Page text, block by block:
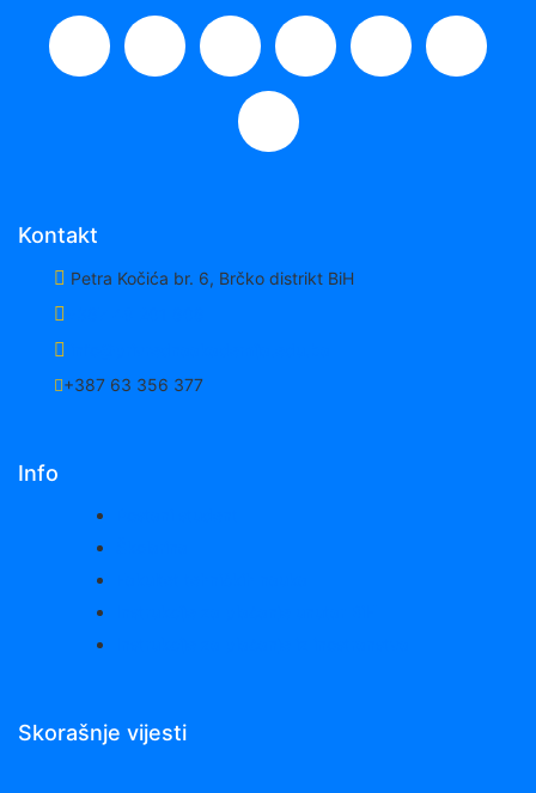
Kontakt
Petra Kočića br. 6, Brčko distrikt BiH
+387 63 356 377
Info
Skorašnje vijesti